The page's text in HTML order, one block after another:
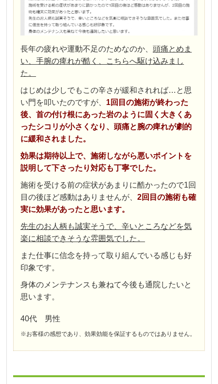
長年の疲れや運動不足のためなのか、頭痛とめま
い、手腕の痺れが酷く、こちらへ駆け込みまし
た。
はじめは少しでもこの辛さが緩和されれば…と思
い門を叩いたのですが、 1回目の施術が終わった
後、首の付け根にあった岩のように固く大きくあ
ったシコリが小さくなり、頭痛と腕の痺れが劇的
に緩和されました。
効果は期待以上で、施術しながら悪いポイントを
説明して下さったり対応も丁寧でした。
施術を受ける前の症状があまりに酷かったので1回
目の後ほど感動はありませんが、2回目の施術も確
実に効果があったと思います。
先生のお人柄も誠実そうで、辛いところなどを気
楽に相談できそうな雰囲気でした。
また仕事に信念を持って取り組んでいる感じも好
印象です。
身体のメンテナンスも兼ねて今後も通院したいと
思います。
40代 男性
※お客様の感想であり、効果効能を保証するものではありません。